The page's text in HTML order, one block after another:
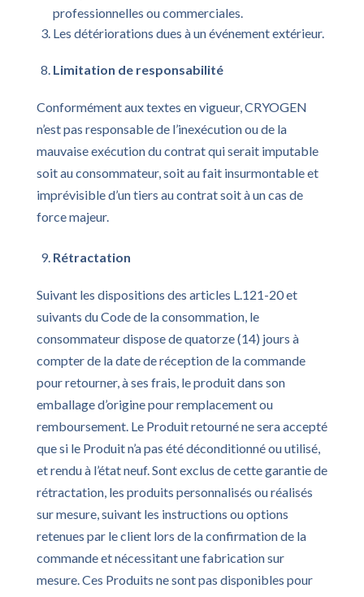
professionnelles ou commerciales.
Les détériorations dues à un événement extérieur.
Limitation de responsabilité
Conformément aux textes en vigueur, CRYOGEN
n’est pas responsable de l’inexécution ou de la
mauvaise exécution du contrat qui serait imputable
soit au consommateur, soit au fait insurmontable et
imprévisible d’un tiers au contrat soit à un cas de
force majeur.
Rétractation
Suivant les dispositions des articles L.121-20 et
suivants du Code de la consommation, le
consommateur dispose de quatorze (14) jours à
compter de la date de réception de la commande
pour retourner, à ses frais, le produit dans son
emballage d’origine pour remplacement ou
remboursement. Le Produit retourné ne sera accepté
que si le Produit n’a pas été déconditionné ou utilisé,
et rendu à l’état neuf. Sont exclus de cette garantie de
rétractation, les produits personnalisés ou réalisés
sur mesure, suivant les instructions ou options
retenues par le client lors de la confirmation de la
commande et nécessitant une fabrication sur
mesure. Ces Produits ne sont pas disponibles pour